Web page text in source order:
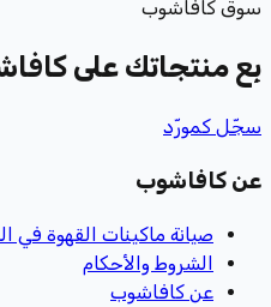
سوق كافاشوب
بِع منتجاتك على
سجّل كمورّد
عن كافاشوب
صيانة ماكينات القهوة في
الشروط والأحكام
عن كافاشوب